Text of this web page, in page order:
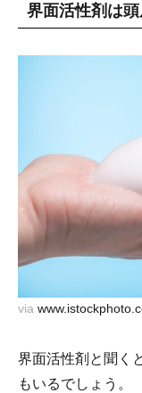
界面活性剤は
via
界面活性剤と聞く
もいるでしょう。